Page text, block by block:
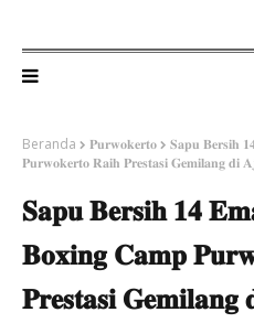
Beranda 𝐏𝐮𝐫𝐰𝐨𝐤𝐞𝐫𝐭𝐨
​𝐒𝐚𝐩𝐮 𝐁𝐞𝐫𝐬𝐢𝐡
𝐏𝐮𝐫𝐰𝐨𝐤𝐞𝐫𝐭𝐨 𝐑𝐚𝐢𝐡 𝐏𝐫𝐞𝐬𝐭𝐚𝐬𝐢 𝐆𝐞𝐦𝐢𝐥𝐚𝐧𝐠
​𝐒𝐚𝐩𝐮 𝐁𝐞𝐫𝐬𝐢𝐡 𝟏𝟒
𝐁𝐨𝐱𝐢𝐧𝐠 𝐂𝐚𝐦𝐩
𝐏𝐫𝐞𝐬𝐭𝐚𝐬𝐢